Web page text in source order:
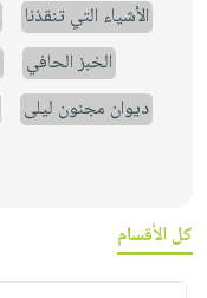
الأشياء التي تنقذنا
الخبز الحافي
ديوان مجنون ليلى
كل الأقسام